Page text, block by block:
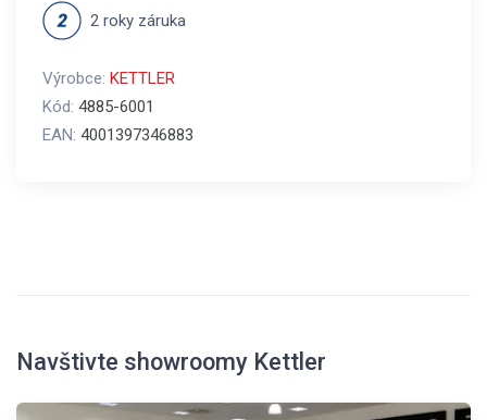
2 roky záruka
Výrobce: KETTLER
Kód: 4885-6001
EAN: 4001397346883
Navštivte showroomy Kettler